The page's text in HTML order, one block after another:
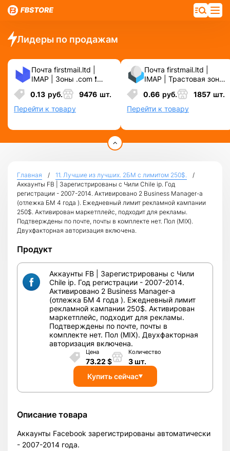
Лидеры по продажам
Почта firstmail.ltd |
IMAP | Зоны .com ❗️
Новые, Чистые,
Вечные ❗️ Для
различных сервисов и
соц.сетей.
0.13 руб. 9476 шт.
Перейти к товару
Почта firstmail.ltd |
IMAP | Трастовая зона
.COM ❗️ Новые, Чистые
❗️ С реальными
логинами | ☑️
Специально для ФБ/
0.66 руб. 1857 шт.
Перейти к товару
Главная
11. Лучшие из лучших. 2БМ c лимитом 250$.
Аккаунты FB | Зарегистрированы с Чили Chile ip. Год
регистрации - 2007-2014. Активировано 2 Business Manager-а
(отлежка БМ 4 года ). Ежедневный лимит рекламной кампании
250$. Активирован маркетплейс, подходит для рекламы.
Подтверждены по почте, почты в комплекте нет. Пол (MIX).
Двухфакторная авторизация включена.
Продукт
Аккаунты FB | Зарегистрированы с Чили
Chile ip. Год регистрации - 2007-2014.
Активировано 2 Business Manager-а
(отлежка БМ 4 года ). Ежедневный лимит
рекламной кампании 250$. Активирован
маркетплейс, подходит для рекламы.
Подтверждены по почте, почты в
комплекте нет. Пол (MIX). Двухфакторная
авторизация включена.
Цена
73.22 $
Количество
3 шт.
Купить сейчас
Описание товара
Аккаунты Facebook зарегистрированы автоматически
- 2007-2014 года.